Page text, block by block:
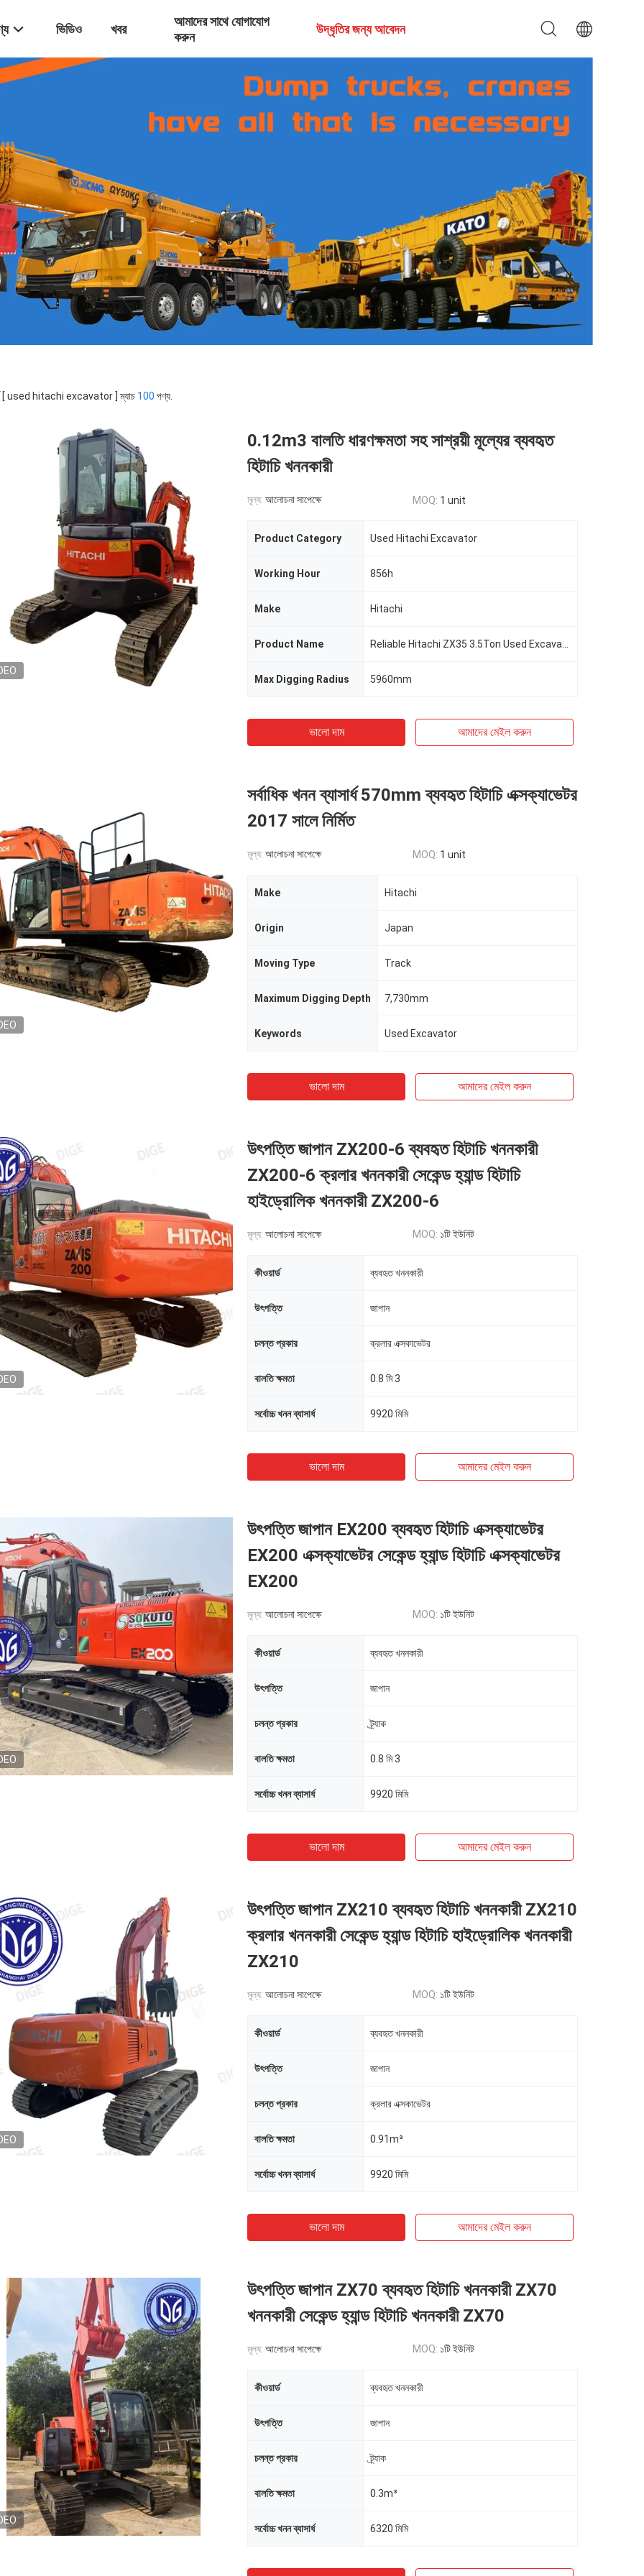
ভিডিও খবর
আমাদের সাথে যোগাযোগ
করুন
উদ্ধৃতির জন্য আবেদন
[ used hitachi excavator ] ম্যাচ 100 পণ্য.
0.12m3 বালতি ধারণক্ষমতা সহ সাশ্রয়ী মূল্যের ব্যবহৃত
হিটাচি খননকারী
মূল্য: আলোচনা সাপেক্ষে MOQ: 1 unit
Product Category Used Hitachi Excavator
Working Hour 856h
Make Hitachi
Product Name
Max Digging Radius 5960mm
ভালো দাম আমাদের মেইল ​​করুন
সর্বাধিক খনন ব্যাসার্ধ 570mm ব্যবহৃত হিটাচি এক্সক্যাভেটর
2017 সালে নির্মিত
মূল্য: আলোচনা সাপেক্ষে MOQ: 1 unit
Make Hitachi
Origin Japan
Moving Type Track
Maximum Digging Depth 7,730mm
Keywords Used Excavator
ভালো দাম আমাদের মেইল ​​করুন
উৎপত্তি জাপান ZX200-6 ব্যবহৃত হিটাচি খননকারী
ZX200-6 ক্রলার খননকারী সেকেন্ড হ্যান্ড হিটাচি
হাইড্রোলিক খননকারী ZX200-6
মূল্য: আলোচনা সাপেক্ষে MOQ: ১টি ইউনিট
কীওয়ার্ড ব্যবহৃত খননকারী
উৎপত্তি জাপান
চলন্ত প্রকার ক্রলার এক্সকাভেটর
বালতি ক্ষমতা 0.8 মি 3
সর্বোচ্চ খনন ব্যাসার্ধ 9920 মিমি
ভালো দাম আমাদের মেইল ​​করুন
উৎপত্তি জাপান EX200 ব্যবহৃত হিটাচি এক্সক্যাভেটর
EX200 এক্সক্যাভেটর সেকেন্ড হ্যান্ড হিটাচি এক্সক্যাভেটর
EX200
মূল্য: আলোচনা সাপেক্ষে MOQ: ১টি ইউনিট
কীওয়ার্ড ব্যবহৃত খননকারী
উৎপত্তি জাপান
চলন্ত প্রকার ট্র্যাক
বালতি ক্ষমতা 0.8 মি 3
সর্বোচ্চ খনন ব্যাসার্ধ 9920 মিমি
ভালো দাম আমাদের মেইল ​​করুন
উৎপত্তি জাপান ZX210 ব্যবহৃত হিটাচি খননকারী ZX210
ক্রলার খননকারী সেকেন্ড হ্যান্ড হিটাচি হাইড্রোলিক খননকারী
ZX210
মূল্য: আলোচনা সাপেক্ষে MOQ: ১টি ইউনিট
কীওয়ার্ড ব্যবহৃত খননকারী
উৎপত্তি জাপান
চলন্ত প্রকার ক্রলার এক্সকাভেটর
বালতি ক্ষমতা 0.91m³
সর্বোচ্চ খনন ব্যাসার্ধ 9920 মিমি
ভালো দাম আমাদের মেইল ​​করুন
উৎপত্তি জাপান ZX70 ব্যবহৃত হিটাচি খননকারী ZX70
খননকারী সেকেন্ড হ্যান্ড হিটাচি খননকারী ZX70
মূল্য: আলোচনা সাপেক্ষে MOQ: ১টি ইউনিট
কীওয়ার্ড ব্যবহৃত খননকারী
উৎপত্তি জাপান
চলন্ত প্রকার ট্র্যাক
বালতি ক্ষমতা 0.3m³
সর্বোচ্চ খনন ব্যাসার্ধ 6320 মিমি